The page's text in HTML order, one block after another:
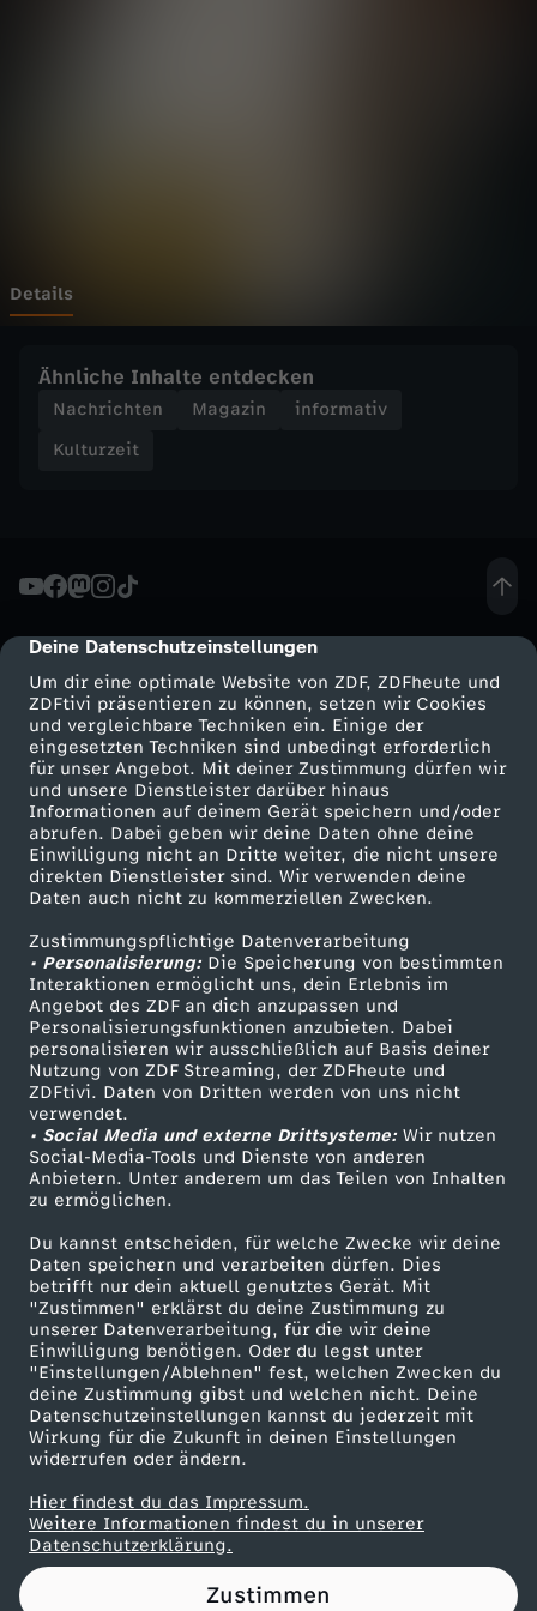
cmp-dialog-description
Deine Datenschutzeinstellungen
Um dir eine optimale Website von ZDF, ZDFheute und
ZDFtivi präsentieren zu können, setzen wir Cookies
und vergleichbare Techniken ein. Einige der
eingesetzten Techniken sind unbedingt erforderlich
für unser Angebot. Mit deiner Zustimmung dürfen wir
und unsere Dienstleister darüber hinaus
Informationen auf deinem Gerät speichern und/oder
abrufen. Dabei geben wir deine Daten ohne deine
Einwilligung nicht an Dritte weiter, die nicht unsere
direkten Dienstleister sind. Wir verwenden deine
Daten auch nicht zu kommerziellen Zwecken.
Zustimmungspflichtige Datenverarbeitung
• Personalisierung:Die Speicherung von bestimmten
Interaktionen ermöglicht uns, dein Erlebnis im
Angebot des ZDF an dich anzupassen und
Personalisierungsfunktionen anzubieten. Dabei
personalisieren wir ausschließlich auf Basis deiner
Nutzung von ZDF Streaming, der ZDFheute und
ZDFtivi. Daten von Dritten werden von uns nicht
verwendet.
• Social Media und externe Drittsysteme:Wir nutzen
Social-Media-Tools und Dienste von anderen
Anbietern. Unter anderem um das Teilen von Inhalten
zu ermöglichen.
Du kannst entscheiden, für welche Zwecke wir deine
Daten speichern und verarbeiten dürfen. Dies
betrifft nur dein aktuell genutztes Gerät. Mit
"Zustimmen" erklärst du deine Zustimmung zu
unserer Datenverarbeitung, für die wir deine
Einwilligung benötigen. Oder du legst unter
"Einstellungen/Ablehnen" fest, welchen Zwecken du
deine Zustimmung gibst und welchen nicht. Deine
Datenschutzeinstellungen kannst du jederzeit mit
Wirkung für die Zukunft in deinen Einstellungen
widerrufen oder ändern.
Hier findest du das Impressum.
Weitere Informationen findest du in unserer
Datenschutzerklärung.
Zustimmen
K
l
r
z
e
i
t
"
v
o
m
1
8
.
0
6
.
2
0
2
Details
Ähnliche Inhalte entdecken
Nachrichten Magazin
informativ
Kulturzeit
Mehr ZDF
ZDF-Apps
Smart TV
ZDFtext
Livestreams
Sendungen A-Z
TV-Programm
Service
ZDFmitreden
Kontakt zum ZDF
Tickets
Zuschauerservice
Hilfe
ZDF Unternehmen
Karriere
ZDF goes Schule
Werbefernsehen
Mainzelmännchen
Partner